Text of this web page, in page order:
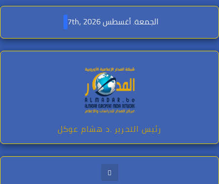
Skip
content
الجمعة. أغسطس 7th, 2026
رئيس التحرير .د هشام عوكل